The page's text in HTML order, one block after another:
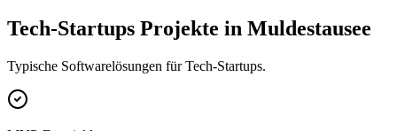
Tech-Startups Projekte in Muldestausee
Typische Softwarelösungen für Tech-Startups.